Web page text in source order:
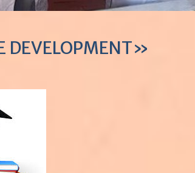
DEVELOPMENT»